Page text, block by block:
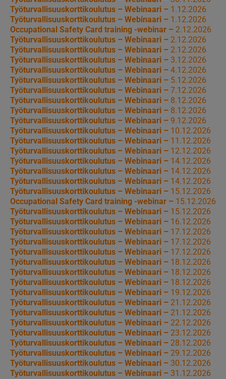
Työturvallisuuskorttikoulutus – Webinaari – 1.12.2026
Työturvallisuuskorttikoulutus – Webinaari – 1.12.2026
Occupational Safety Card training -webinar – 2.12.2026
Työturvallisuuskorttikoulutus – Webinaari – 2.12.2026
Työturvallisuuskorttikoulutus – Webinaari – 2.12.2026
Työturvallisuuskorttikoulutus – Webinaari – 3.12.2026
Työturvallisuuskorttikoulutus – Webinaari – 4.12.2026
Työturvallisuuskorttikoulutus – Webinaari – 5.12.2026
Työturvallisuuskorttikoulutus – Webinaari – 7.12.2026
Työturvallisuuskorttikoulutus – Webinaari – 8.12.2026
Työturvallisuuskorttikoulutus – Webinaari – 8.12.2026
Työturvallisuuskorttikoulutus – Webinaari – 9.12.2026
Työturvallisuuskorttikoulutus – Webinaari – 10.12.2026
Työturvallisuuskorttikoulutus – Webinaari – 11.12.2026
Työturvallisuuskorttikoulutus – Webinaari – 12.12.2026
Työturvallisuuskorttikoulutus – Webinaari – 14.12.2026
Työturvallisuuskorttikoulutus – Webinaari – 14.12.2026
Työturvallisuuskorttikoulutus – Webinaari – 14.12.2026
Työturvallisuuskorttikoulutus – Webinaari – 15.12.2026
Occupational Safety Card training -webinar – 15.12.2026
Työturvallisuuskorttikoulutus – Webinaari – 15.12.2026
Työturvallisuuskorttikoulutus – Webinaari – 16.12.2026
Työturvallisuuskorttikoulutus – Webinaari – 17.12.2026
Työturvallisuuskorttikoulutus – Webinaari – 17.12.2026
Työturvallisuuskorttikoulutus – Webinaari – 17.12.2026
Työturvallisuuskorttikoulutus – Webinaari – 18.12.2026
Työturvallisuuskorttikoulutus – Webinaari – 18.12.2026
Työturvallisuuskorttikoulutus – Webinaari – 18.12.2026
Työturvallisuuskorttikoulutus – Webinaari – 19.12.2026
Työturvallisuuskorttikoulutus – Webinaari – 21.12.2026
Työturvallisuuskorttikoulutus – Webinaari – 21.12.2026
Työturvallisuuskorttikoulutus – Webinaari – 22.12.2026
Työturvallisuuskorttikoulutus – Webinaari – 23.12.2026
Työturvallisuuskorttikoulutus – Webinaari – 28.12.2026
Työturvallisuuskorttikoulutus – Webinaari – 29.12.2026
Työturvallisuuskorttikoulutus – Webinaari – 30.12.2026
Työturvallisuuskorttikoulutus – Webinaari – 31.12.2026